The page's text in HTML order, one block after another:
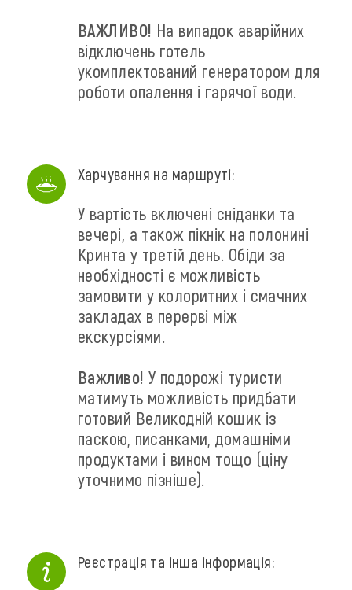
ВАЖЛИВО! На випадок аварійних
відключень готель
укомплектований генератором для
роботи опалення і гарячої води.
Харчування на маршруті:
У вартість включені сніданки та
вечері, а також пікнік на полонині
Кринта у третій день. Обіди за
необхідності є можливість
замовити у колоритних і смачних
закладах в перерві між
екскурсіями.
Важливо! У подорожі туристи
матимуть можливість придбати
готовий Великодній кошик із
паскою, писанками, домашніми
продуктами і вином тощо (ціну
уточнимо пізніше).
Реєстрація та інша інформація: